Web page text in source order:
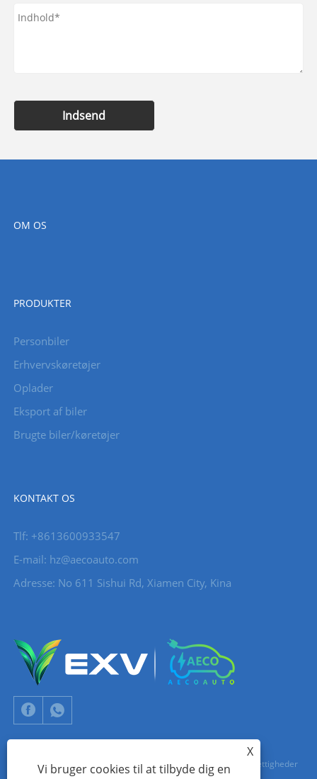
Indsend
OM OS
PRODUKTER
Personbiler
Erhvervskøretøjer
Oplader
Eksport af biler
Brugte biler/køretøjer
KONTAKT OS
Tlf: +8613600933547
E-mail: hz@aecoauto.com
Adresse: No 611 Sishui Rd, Xiamen City, Kina
Copyright © 2024 Xiamen Aecoauto Technology Co., Ltd. Alle rettigheder
X
Vi bruger cookies til at tilbyde dig en